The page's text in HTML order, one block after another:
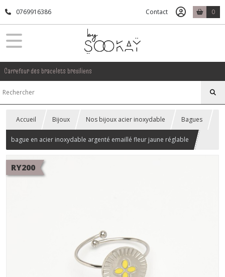
0769916386 Contact 0
Carrefour des bracelets bresiliens
Accueil Bijoux Nos bijoux acier inoxydable Bagues
bague en acier inoxydable argenté emaillé fleur jaune réglable
RY200